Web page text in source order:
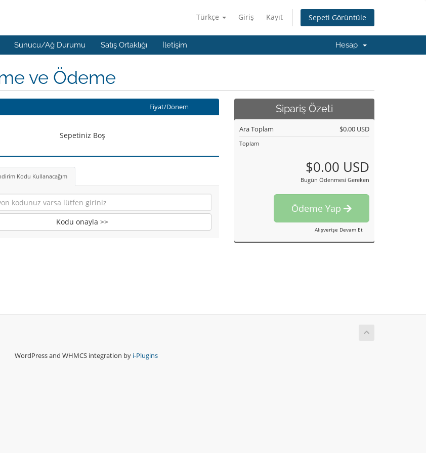
Türkçe Giriş Kayıt Sepeti Görüntüle
Sunucu/Ağ Durumu Satış Ortaklığı İletişim Hesap
ve Ödeme
Fiyat/Dönem
Sepetiniz Boş
Kodu Kullanacağım
Kodu onayla >>
Sipariş Özeti
Ara Toplam $0.00 USD
Toplam
$0.00 USD
Bugün Ödenmesi Gereken
Ödeme Yap
Alışverişe Devam Et
WordPress and WHMCS integration by i-Plugins